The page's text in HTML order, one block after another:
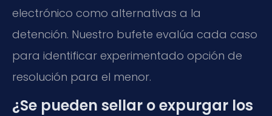
electrónico como alternativas a la
detención. Nuestro bufete evalúa cada caso
para identificar experimentado opción de
resolución para el menor.
¿Se pueden sellar o expurgar los